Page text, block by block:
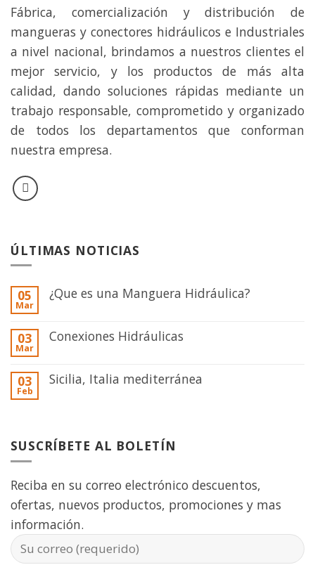
Fábrica, comercialización y distribución de
mangueras y conectores hidráulicos e Industriales
a nivel nacional, brindamos a nuestros clientes el
mejor servicio, y los productos de más alta
calidad, dando soluciones rápidas mediante un
trabajo responsable, comprometido y organizado
de todos los departamentos que conforman
nuestra empresa.
ÚLTIMAS NOTICIAS
05
Mar
¿Que es una Manguera Hidráulica?
03
Mar
Conexiones Hidráulicas
03
Feb
Sicilia, Italia mediterránea
SUSCRÍBETE AL BOLETÍN
Reciba en su correo electrónico descuentos,
ofertas, nuevos productos, promociones y mas
información.